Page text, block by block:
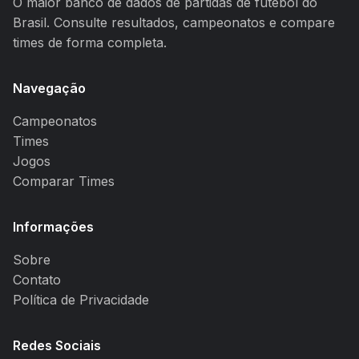
Brasil. Consulte resultados, campeonatos e compare
times de forma completa.
Navegação
Campeonatos
Times
Jogos
Comparar Times
Informações
Sobre
Contato
Política de Privacidade
Redes Sociais